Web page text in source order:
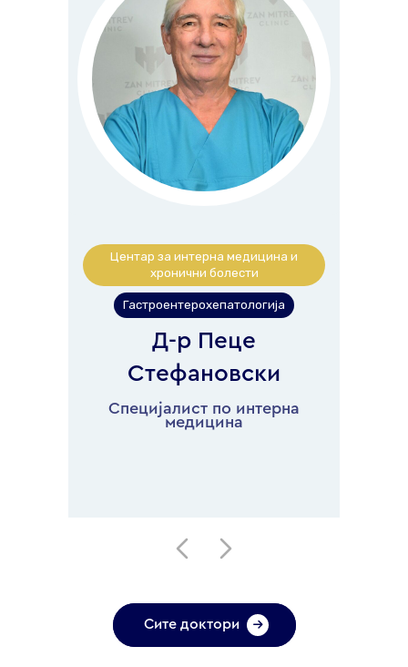
Центар за интерна медицина и
хронични болести
Гастроентерохепатологија
Д-р Пеце
Стефановски
Специјалист по интерна
медицина
Сите доктори